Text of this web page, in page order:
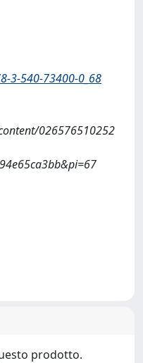
3-540-73400-0_68
026576510252
prodotto.